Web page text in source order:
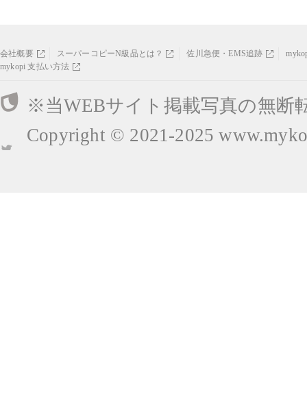
会社概要 スーパーコピーN級品とは？ 佐川急便・EMS追跡
mykopi 支払い方法
※当WEBサイト掲載写真の無断
Copyright © 2021-2025